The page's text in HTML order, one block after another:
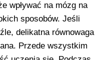
wpływać na mózg na
sposobów. Jeśli
delikatna równowaga
Przede wszystkim